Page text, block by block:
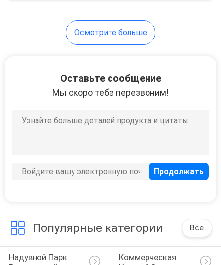
декорации
Надувной экране
269
Осмотрите больше
Оставьте сообщение
Мы скоро тебе перезвоним!
Популярные категории Все
Надувной Парк
Коммерческая